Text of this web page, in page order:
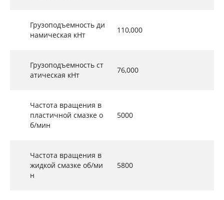
Грузоподъемность ди
намическая кНт
110,000
Грузоподъемность ст
атическая кНт
76,000
Частота вращения в
пластичной смазке о
б/мин
5000
Частота вращения в
жидкой смазке об/ми
н
5800